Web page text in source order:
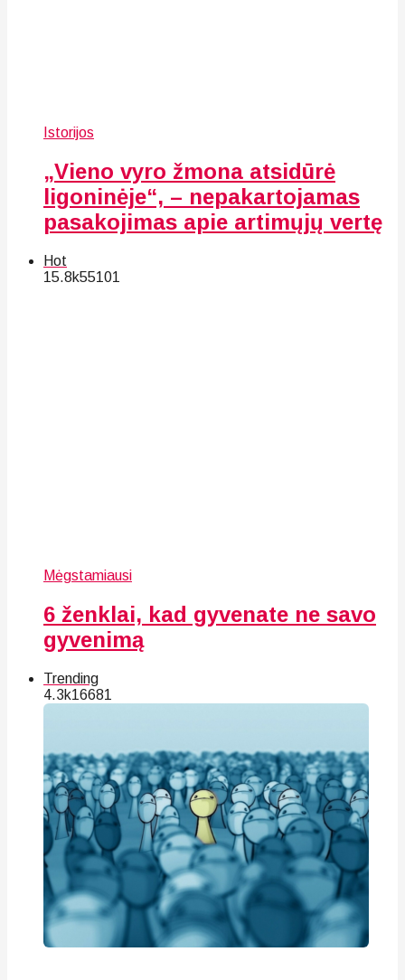
Istorijos
„Vieno vyro žmona atsidūrė
ligoninėje“, – nepakartojamas
pasakojimas apie artimųjų vertę
Hot
15.8k55101
Mėgstamiausi
6 ženklai, kad gyvenate ne savo
gyvenimą
Trending
4.3k16681